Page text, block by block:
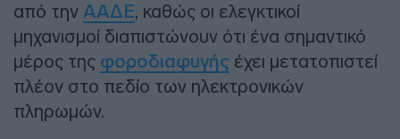
από την ΑΑΔΕ, καθώς οι ελεγκτικοί
μηχανισμοί διαπιστώνουν ότι ένα σημαντικό
μέρος της φοροδιαφυγής έχει μετατοπιστεί
πλέον στο πεδίο των ηλεκτρονικών
πληρωμών.